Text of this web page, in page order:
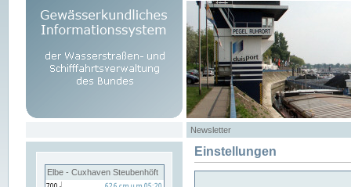
Newsletter
Elbe - Cuxhaven Steubenhöft
Einstellungen